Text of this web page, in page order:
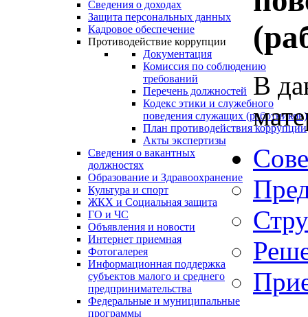
Сведения о доходах
Защита персональных данных
Кадровое обеспечение
Противодействие коррупции
Документация
Комиссия по соблюдению
требований
Перечень должностей
Кодекс этики и служебного
поведения служащих (работников)
План противодействия коррупции
Акты экспертизы
Сведения о вакантных
должностях
Образование и Здравоохранение
Культура и спорт
ЖКХ и Социальная защита
ГО и ЧС
Объявления и новости
Интернет приемная
Фотогалерея
Информационная поддержка
субъектов малого и среднего
предпринимательства
Федеральные и муниципальные
программы
В